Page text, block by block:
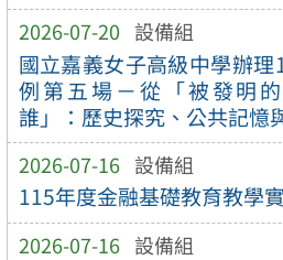
2026-07-20 設備組
國立嘉義女子高級中學辦理
例第五場－從「被發明
誰」：歷史探究、公共記憶
2026-07-16 設備組
115年度金融基礎教育教學
2026-07-16 設備組